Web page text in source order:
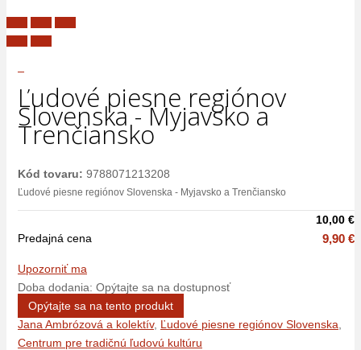
Ľudové piesne regiónov
Slovenska - Myjavsko a
Trenčiansko
Kód tovaru: 9788071213208
Ľudové piesne regiónov Slovenska - Myjavsko a Trenčiansko
10,00 €
Predajná cena
9,90 €
Upozorniť ma
Doba dodania: Opýtajte sa na dostupnosť
Opýtajte sa na tento produkt
Jana Ambrózová a kolektív, Ľudové piesne regiónov Slovenska
Centrum pre tradičnú ľudovú kultúru